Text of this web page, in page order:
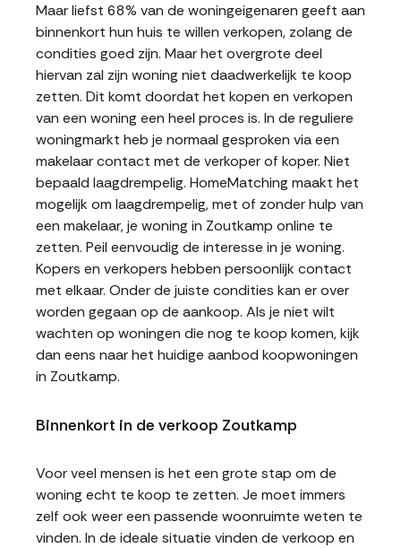
Maar liefst 68% van de woningeigenaren geeft aan
binnenkort hun huis te willen verkopen, zolang de
condities goed zijn. Maar het overgrote deel
hiervan zal zijn woning niet daadwerkelijk te koop
zetten. Dit komt doordat het kopen en verkopen
van een woning een heel proces is. In de reguliere
woningmarkt heb je normaal gesproken via een
makelaar contact met de verkoper of koper. Niet
bepaald laagdrempelig. HomeMatching maakt het
mogelijk om laagdrempelig, met of zonder hulp van
een makelaar, je woning in Zoutkamp online te
zetten. Peil eenvoudig de interesse in je woning.
Kopers en verkopers hebben persoonlijk contact
met elkaar. Onder de juiste condities kan er over
worden gegaan op de aankoop. Als je niet wilt
wachten op woningen die nog te koop komen, kijk
dan eens naar het huidige aanbod koopwoningen
in Zoutkamp.
Binnenkort in de verkoop Zoutkamp
Voor veel mensen is het een grote stap om de
woning echt te koop te zetten. Je moet immers
zelf ook weer een passende woonruimte weten te
vinden. In de ideale situatie vinden de verkoop en